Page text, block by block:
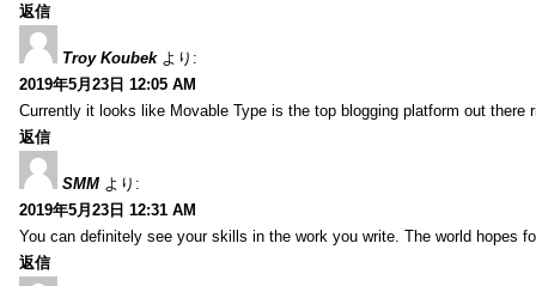
返信
Troy Koubek より:
2019年5月23日 12:05 AM
Currently it looks like Movable Type is the top blogging platform out
返信
SMM より:
2019年5月23日 12:31 AM
You can definitely see your skills in the work you write. The world hopes
返信